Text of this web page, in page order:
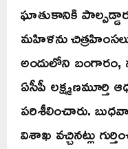
ఘాతుకానికి
మహిళను
అందులోని బంగారం,
ఏసీపీ లక్ష్మణమూర్తి
పరిశీలించారు.
విశాఖ వచ్చినట్లు